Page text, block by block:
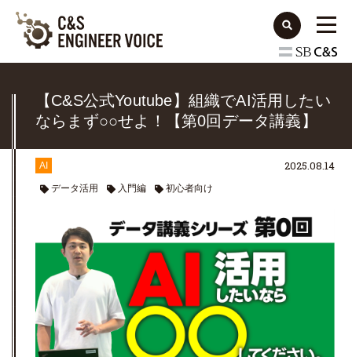
【C&S公式Youtube】組織でAI活用したい
ならまず○○せよ！【第0回データ講義】
AI
データ活用 入門編 初心者向け
2025.08.14